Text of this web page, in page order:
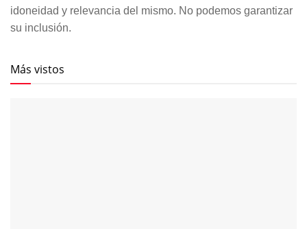
idoneidad y relevancia del mismo. No podemos garantizar
su inclusión.
Más vistos